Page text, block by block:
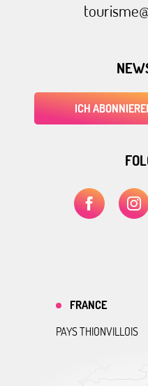
ICH
FRANCE
PAYS THIONVILLOIS